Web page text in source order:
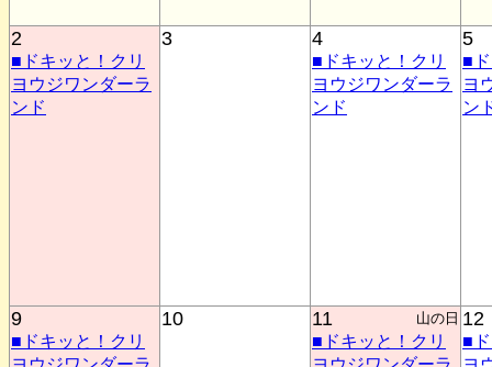
2
■ドキッと！クリ
ヨウジワンダーラ
ンド
3 4
■ドキッと！クリ
ヨウジワンダーラ
ンド
5
■
ヨ
ン
9
■ドキッと！クリ
10 11 山の日
■ドキッと！クリ
12
■